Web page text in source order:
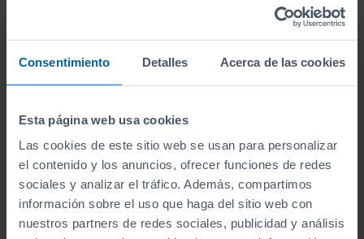
Consentimiento Detalles Acerca de las cookies
Esta página web usa cookies
Las cookies de este sitio web se usan para personalizar
el contenido y los anuncios, ofrecer funciones de redes
sociales y analizar el tráfico. Además, compartimos
información sobre el uso que haga del sitio web con
nuestros partners de redes sociales, publicidad y análisis